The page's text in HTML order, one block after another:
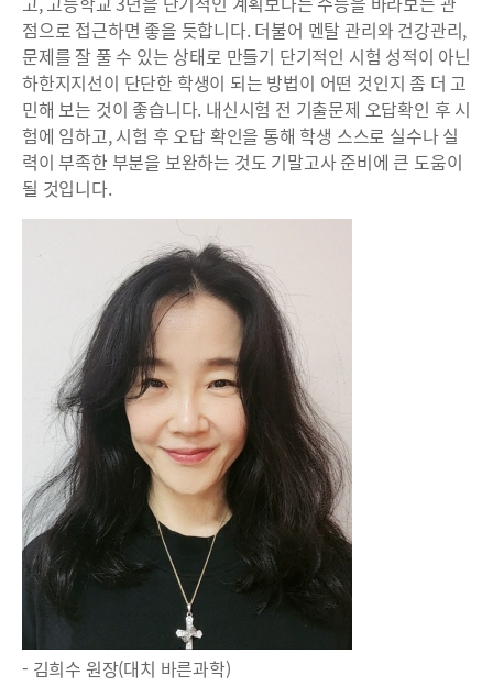
점으로 접근하면 좋을 듯합니다. 더불어 멘탈 관리와 건강관리,
문제를 잘 풀 수 있는 상태로 만들기 단기적인 시험 성적이 아닌
하한지지선이 단단한 학생이 되는 방법이 어떤 것인지 좀 더 고
민해 보는 것이 좋습니다. 내신시험 전 기출문제 오답확인 후 시
험에 임하고, 시험 후 오답 확인을 통해 학생 스스로 실수나 실
력이 부족한 부분을 보완하는 것도 기말고사 준비에 큰 도움이
될 것입니다.
- 김희수 원장(대치 바른과학)